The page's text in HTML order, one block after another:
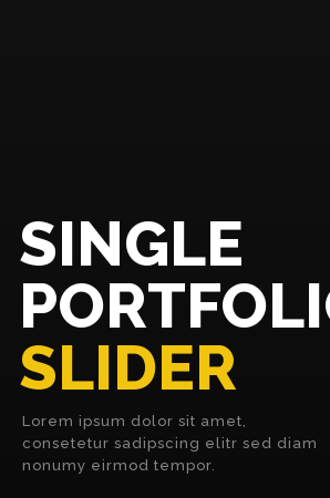
SINGLE
SLIDER
Lorem ipsum dolor sit amet,
consetetur sadipscing elitr sed diam
nonumy eirmod tempor.